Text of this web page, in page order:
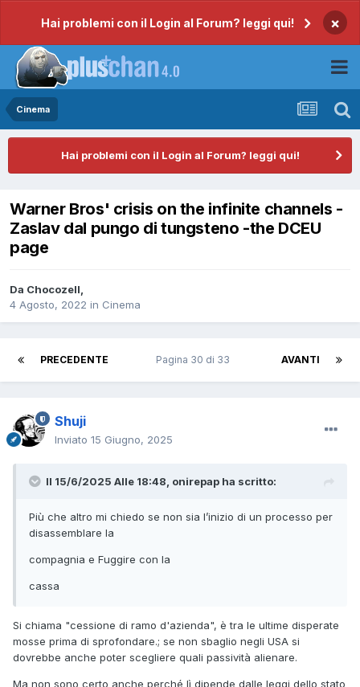
Hai problemi con il Login al Forum? leggi qui! ×
Cinema
Hai problemi con il Login al Forum? leggi qui!
Warner Bros' crisis on the infinite channels -
Zaslav dal pungo di tungsteno -the DCEU
page
Da Chocozell,
4 Agosto, 2022 in Cinema
PRECEDENTE AVANTI
Pagina 30 di 33
Shuji
Inviato 15 Giugno, 2025
Il 15/6/2025 Alle 18:48, onirepap ha scritto:
Più che altro mi chiedo se non sia l’inizio di un processo per
disassemblare la
compagnia e Fuggire con la
cassa
Si chiama "cessione di ramo d'azienda", è tra le ultime disperate
mosse prima di sprofondare.; se non sbaglio negli USA si
dovrebbe anche poter scegliere quali passività alienare.
Ma non sono certo anche perché lì dipende dalle leggi dello stato